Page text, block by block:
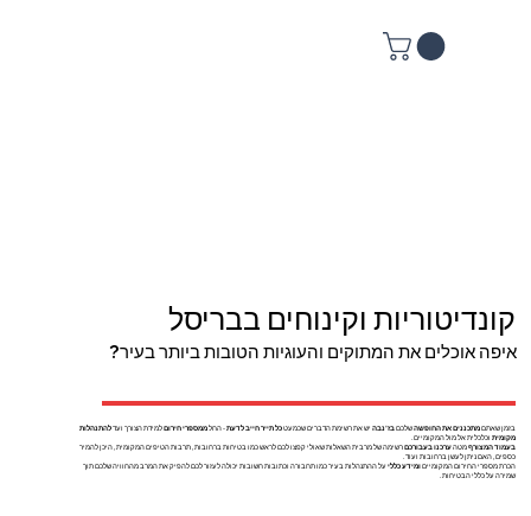
קונדיטוריות וקינוחים בבריסל
איפה אוכלים את המתוקים והעוגיות הטובות ביותר בעיר?
בזמן שאתםמתכננים את החופשהשלכםבז'נבה יש את רשימת הדברים שכמעטכל תייר חייב לדעת- החלממספרי חירוםלמידת הצורך ועדלהתנהלות
מקומית וכלכלית אל מול המקומיים.
בעמוד המצורףמטהערכנו בעבורכםרשימה של מרבית השאלות שאולי קפצו לכם לראש כמו בטיחות ברחובות, תרבות הטיפים המקומית, היכן להמיר
כספים, האם ניתן לעשן ברחובות ועוד.
הכרת מספרי החירום המקומייםומידע כלליעל ההתנהלות בעיר כמו תחבורה וכתובות חשובות יכולה לעזור לכם להפיק את המרב מהחוויה שלכם תוך
שמירה על כללי הבטיחות.